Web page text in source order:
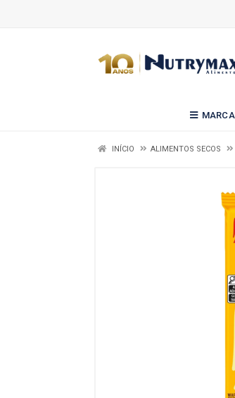
INÍCIO ALIMENTOS SECOS